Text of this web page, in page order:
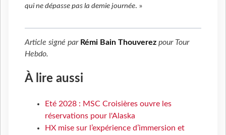
qui ne dépasse pas la demie journée. »
Article signé par Rémi Bain Thouverez pour Tour
Hebdo.
À lire aussi
Eté 2028 : MSC Croisières ouvre les
réservations pour l'Alaska
HX mise sur l’expérience d’immersion et